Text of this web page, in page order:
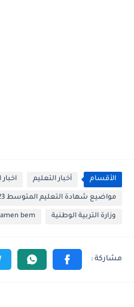
الأقسام أخبار التعليم اخبار
مواضيع شهادة التعليم المتوسط 2023
وزارة التربية الوطنية bem